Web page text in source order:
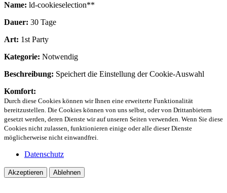
Name: ld-cookieselection**
Dauer: 30 Tage
Art: 1st Party
Kategorie: Notwendig
Beschreibung: Speichert die Einstellung der Cookie-Auswahl
Komfort:
Durch diese Cookies können wir Ihnen eine erweiterte Funktionalität
bereitzustellen. Die Cookies können von uns selbst, oder von Drittanbietern
gesetzt werden, deren Dienste wir auf unseren Seiten verwenden. Wenn Sie diese
Cookies nicht zulassen, funktionieren einige oder alle dieser Dienste
möglicherweise nicht einwandfrei.
Datenschutz
Akzeptieren Ablehnen